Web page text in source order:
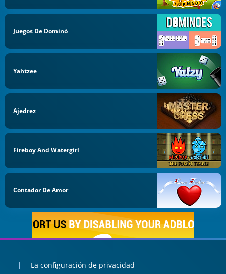
Juegos De Dominó
Yahtzee
Ajedrez
Fireboy And Watergirl
Contador De Amor
La configuración de privacidad